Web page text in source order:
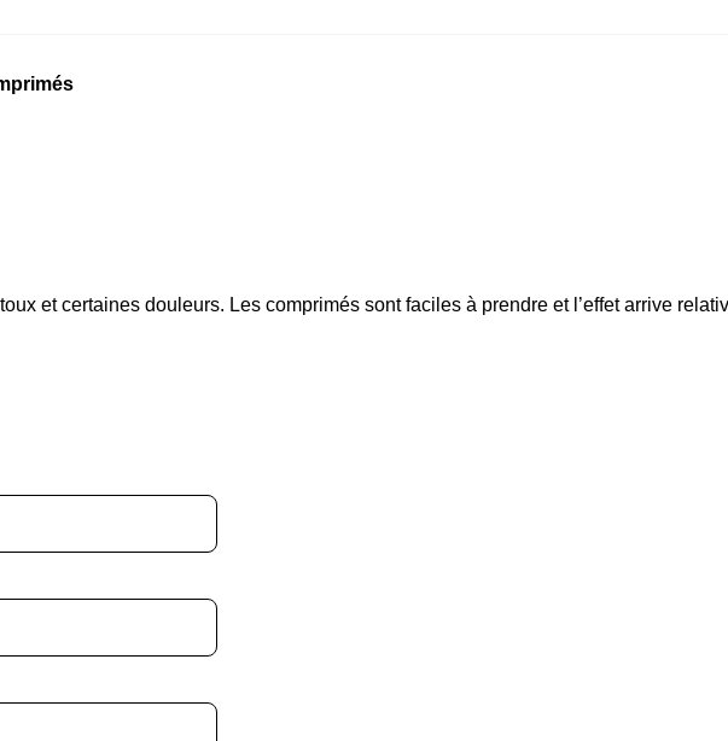
et certaines douleurs. Les comprimés sont faciles à prendre et l’effet arrive